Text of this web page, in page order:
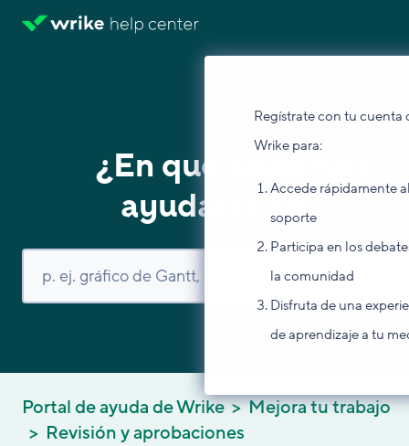
Regístrate con tu cuenta
Wrike para:
Accede rápidamente
soporte
Participa en los
la comunidad
Disfruta de una
de aprendizaje a tu
¿En qué podemos
ayudarte hoy?
Portal de ayuda de Wrike
Mejora tu trabajo
Revisión y aprobaciones